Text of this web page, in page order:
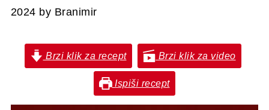
2024 by Branimir
Brzi klik za recept Brzi klik za video
Ispiši recept